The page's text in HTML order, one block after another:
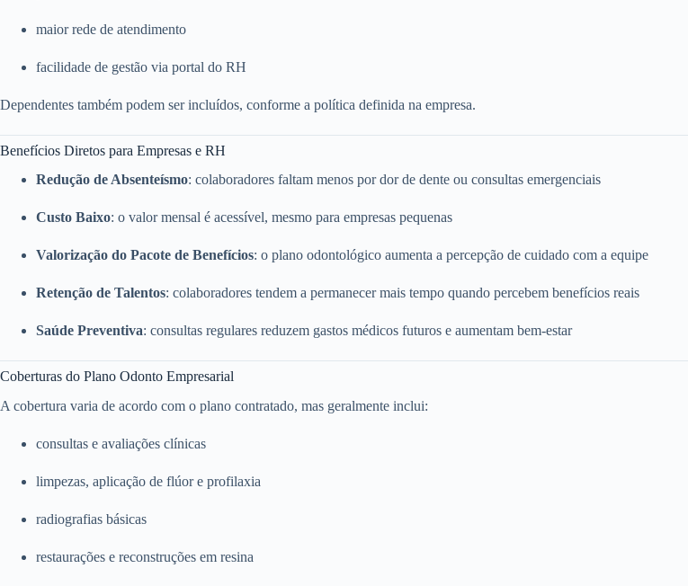
maior rede de atendimento
facilidade de gestão via portal do RH
Dependentes também podem ser incluídos, conforme a política definida na empresa.
Benefícios Diretos para Empresas e RH
Redução de Absenteísmo: colaboradores faltam menos por dor de dente ou consultas emergenciais
Custo Baixo: o valor mensal é acessível, mesmo para empresas pequenas
Valorização do Pacote de Benefícios: o plano odontológico aumenta a percepção de cuidado com a equipe
Retenção de Talentos: colaboradores tendem a permanecer mais tempo quando percebem benefícios reais
Saúde Preventiva: consultas regulares reduzem gastos médicos futuros e aumentam bem-estar
Coberturas do Plano Odonto Empresarial
A cobertura varia de acordo com o plano contratado, mas geralmente inclui:
consultas e avaliações clínicas
limpezas, aplicação de flúor e profilaxia
radiografias básicas
restaurações e reconstruções em resina